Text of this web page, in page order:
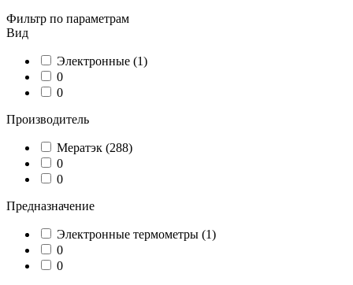
Фильтр по параметрам
Вид
Электронные (1)
0
0
Производитель
Мератэк (288)
0
0
Предназначение
Электронные термометры (1)
0
0